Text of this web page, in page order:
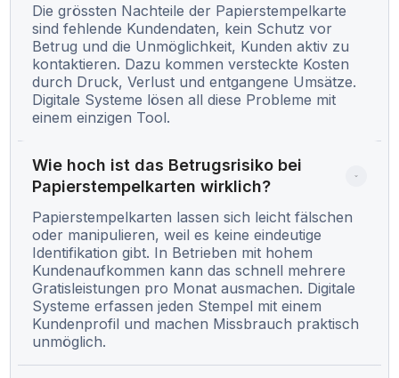
Die grössten Nachteile der Papierstempelkarte
sind fehlende Kundendaten, kein Schutz vor
Betrug und die Unmöglichkeit, Kunden aktiv zu
kontaktieren. Dazu kommen versteckte Kosten
durch Druck, Verlust und entgangene Umsätze.
Digitale Systeme lösen all diese Probleme mit
einem einzigen Tool.
Wie hoch ist das Betrugsrisiko bei
Papierstempelkarten wirklich?
Papierstempelkarten lassen sich leicht fälschen
oder manipulieren, weil es keine eindeutige
Identifikation gibt. In Betrieben mit hohem
Kundenaufkommen kann das schnell mehrere
Gratisleistungen pro Monat ausmachen. Digitale
Systeme erfassen jeden Stempel mit einem
Kundenprofil und machen Missbrauch praktisch
unmöglich.